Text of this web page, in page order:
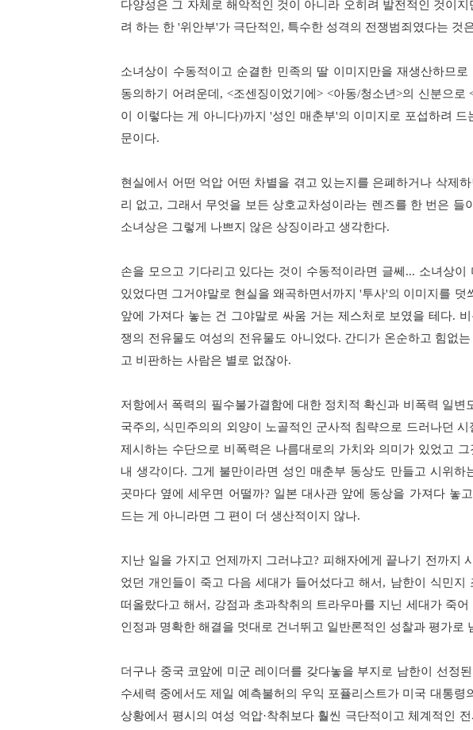
다양성은 그 자체로 해악적인 것이 아니라 오히려 발전적인 것이지
려 하는 한 '위안부'가 극단적인 , 특수한 성격의 전쟁범죄였다는 것
소녀상이 수동적이고 순결한 민족의 딸 이미지만을 재생산하므
동의하기 어려운데 , <조센징이었기에 > <아동/청소년>의 신분으로
이 이렇다는 게 아니다)까지'성인 매춘부'의 이미지로 포섭하려 드
문이다.
현실에서 어떤 억압 어떤 차별을 겪고 있는지를 은폐하거나 삭제
리 없고, 그래서 무엇을 보든 상호교차성이라는 렌즈를 한 번은 들
소녀상은 그렇게 나쁘지 않은 상징이라고 생각한다.
손을 모으고 기다리고 있다는 것이 수동적이라면 글쎄 ... 소녀상이
있었다면 그거야말로 현실을 왜곡하면서까지'투사'의 이미지를 덧
앞에 가져다 놓는 건 그야말로 싸움 거는 제스처로 보였을 테다.
쟁의 전유물도 여성의 전유물도 아니었다. 간디가 온순하고 힘없
고 비판하는 사람은 별로 없잖아.
저항에서 폭력의 필수불가결함에 대한 정치적 확신과 비폭력 일변
국주의 , 식민주의의 외양이 노골적인 군사적 침략으로 드러나던
제시하는 수단으로 비폭력은 나름대로의 가치와 의미가 있었고
내 생각이다. 그게 불만이라면 성인 매춘부 동상도 만들고 시위하
곳마다 옆에 세우면 어떨까? 일본 대사관 앞에 동상을 가져다 놓
드는 게 아니라면 그 편이 더 생산적이지 않나.
지난 일을 가지고 언제까지 그러냐고? 피해자에게 끝나기 전까지
었던 개인들이 죽고 다음 세대가 들어섰다고 해서 , 남한이 식민지
떠올랐다고 해서 , 강점과 초과착취의 트라우마를 지닌 세대가 죽
인정과 명확한 해결을 멋대로 건너뛰고 일반론적인 성찰과 평가로
더구나 중국 코앞에 미군 레이더를 갖다놓을 부지로 남한이 선정
수세력 중에서도 제일 예측불허의 우익 포퓰리스트가 미국 대통령
상황에서 평시의 여성 억압·착취보다 훨씬 극단적이고 체계적인